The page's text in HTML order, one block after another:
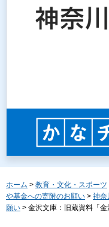
ホーム > 教育・文化・スポーツ
や基金への寄附のお願い > 神奈
願い > 金沢文庫：旧蔵資料「